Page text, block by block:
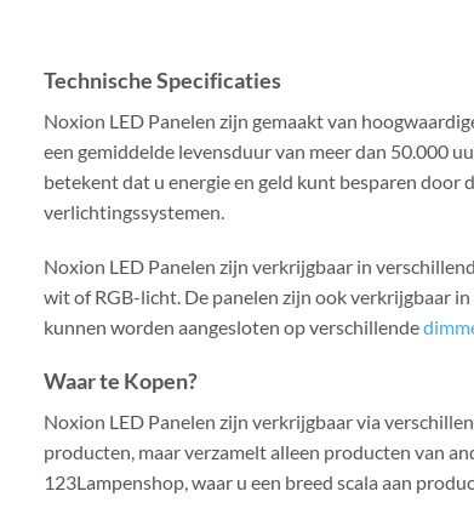
Technische Specificaties
Noxion LED Panelen zijn gemaakt van
een gemiddelde levensduur van meer dan 50.000
betekent dat u energie en geld kunt besparen
verlichtingssystemen.
Noxion LED Panelen zijn verkrijgbaar in
wit of RGB-licht. De panelen zijn ook verkrijgbaar
kunnen worden aangesloten op verschillende
Waar te Kopen?
Noxion LED Panelen zijn verkrijgbaar via
producten, maar verzamelt alleen producten van
123Lampenshop, waar u een breed scala aan